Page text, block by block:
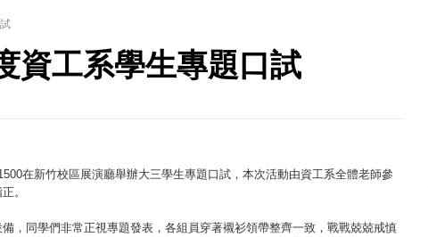
典青銀共學、逐夢啟航
」與「Wwise」雙認證
資工系學生專題口試
在新竹校區展演廳舉辦大三學生專題口試，本次活動由資工系全體老師參
。
，同學們非常正視專題發表，各組員穿著襯衫領帶整齊一致，戰戰兢兢戒慎